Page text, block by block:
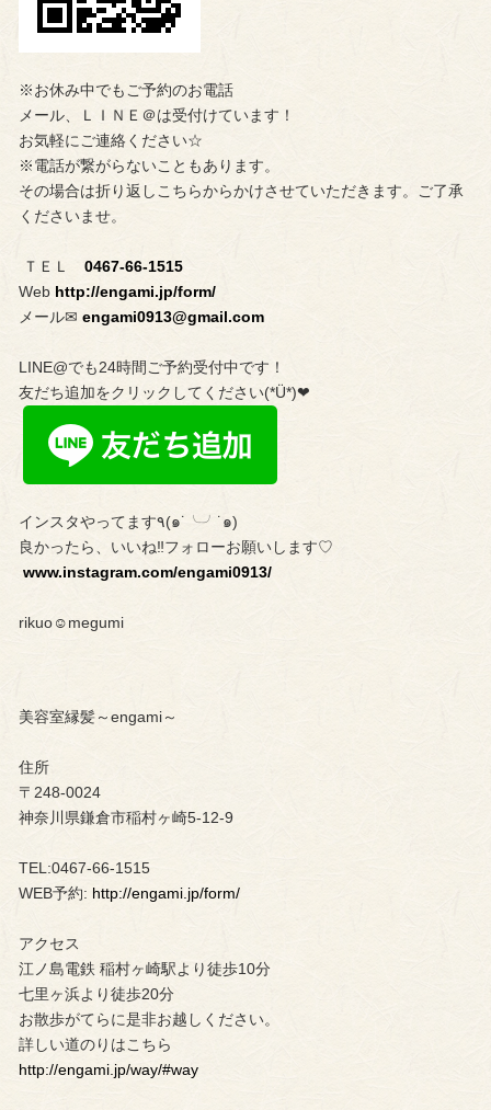
※お休み中でもご予約のお電話
メール、ＬＩＮＥ＠は受付けています！
お気軽にご連絡ください☆
※電話が繋がらないこともあります。
その場合は折り返しこちらからかけさせていただきます。ご了承
くださいませ。
ＴＥＬ 0467-66-1515
Webhttp://engami.jp/form/
メール✉︎ engami0913@gmail.com
LINE@でも24時間ご予約受付中です！
友だち追加をクリックしてください(*Ü*)❤︎
インスタやってます٩(๑˙╰╯˙๑)
良かったら、いいね‼︎フォローお願いします♡
www.instagram.com/engami0913/
rikuo☺︎megumi
美容室縁髪～engami～
住所
〒248-0024
神奈川県鎌倉市稲村ヶ崎5-12-9
TEL:0467-66-1515
WEB予約: http://engami.jp/form/
アクセス
江ノ島電鉄 稲村ヶ崎駅より徒歩10分
七里ヶ浜より徒歩20分
お散歩がてらに是非お越しください。
詳しい道のりはこちら
http://engami.jp/way/#way